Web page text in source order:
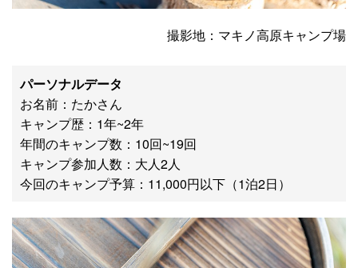
撮影地：マキノ高原キャンプ場
パーソナルデータ
お名前：たかさん
キャンプ歴：1年~2年
年間のキャンプ数：10回~19回
キャンプ参加人数：大人2人
今回のキャンプ予算：11,000円以下（1泊2日）